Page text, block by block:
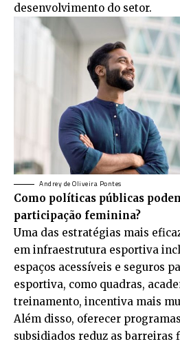
desenvolvimento do setor.
Andrey de Oliveira Pontes
Como políticas públicas
participação feminina?
Uma das estratégias mais
em infraestrutura esportiva
espaços acessíveis e seguros
esportiva, como quadras,
treinamento, incentiva mais
Além disso, oferecer
subsidiados reduz as barreiras